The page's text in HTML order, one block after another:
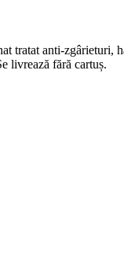
tratat anti-zgârieturi,
livrează fără cartuș.